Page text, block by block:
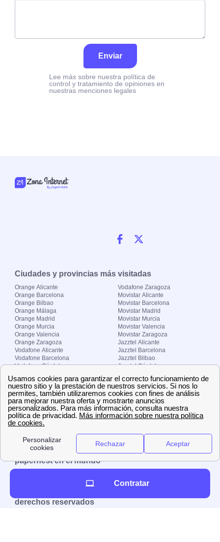
Enviar
Lee más sobre nuestra política de
control y tratamiento de opiniones en
nuestras menciones legales
Ciudades y provincias más visitadas
Orange Alicante
Orange Barcelona
Orange Bilbao
Orange Málaga
Orange Madrid
Orange Murcia
Orange Valencia
Orange Zaragoza
Vodafone Alicante
Vodafone Barcelona
Vodafone Córdoba
Vodafone Madrid
Vodafone Murcia
Vodafone Valencia
Vodafone Zaragoza
Movistar Alicante
Movistar Barcelona
Movistar Madrid
Movistar Murcia
Movistar Valencia
Movistar Zaragoza
Jazztel Alicante
Jazztel Barcelona
Jazztel Bilbao
Jazztel Córdoba
Jazztel Málaga
Jazztel Valencia
Jazztel Zaragoza
Sobre Zona-internet.com
¿Quiénes somos?
El grupo papernest
Aviso legal Nuestras ofertas de trabajo
papernest en el mundo
Reino Unido
derechos reservados
Contratar